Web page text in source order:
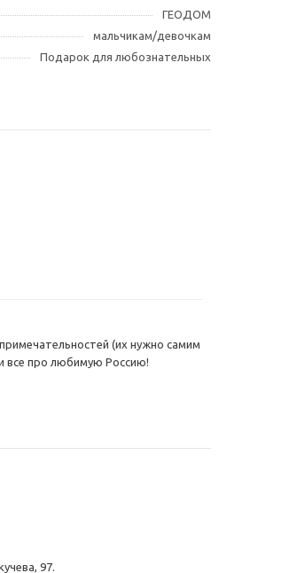
ГЕОДОМ
мальчикам/девочкам
Подарок для любознательных
(их нужно самим
все про любимую Россию!
97.